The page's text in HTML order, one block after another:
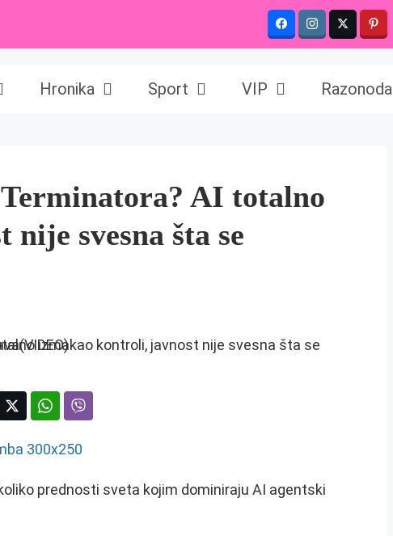
Hronika Sport VIP Razonoda
AI totalno
svesna šta se
prednosti sveta kojim dominiraju AI agentski